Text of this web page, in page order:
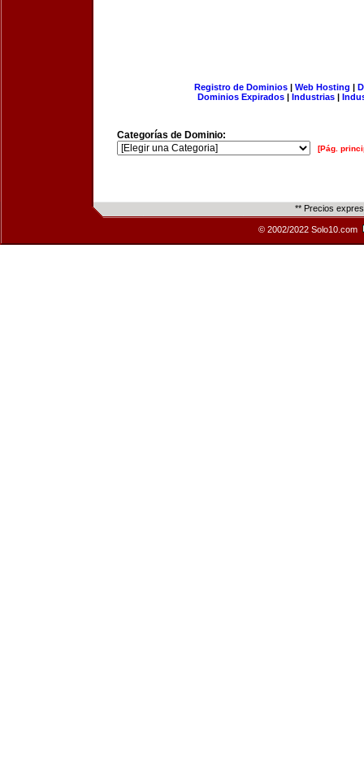
Registro de Dominios| Web Hosting |
Dominios Expirados | Industrias |
Categorías de Dominio:
[Pág.
** Precios
© 2002/2022 Solo10.com